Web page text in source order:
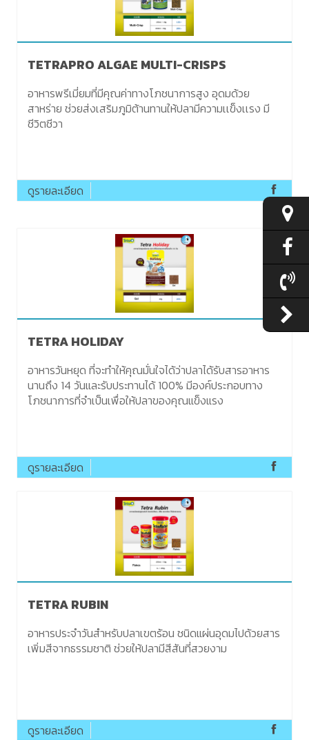
TETRAPRO ALGAE MULTI-CRISPS
อาหารพรีเมี่ยมที่มีคุณค่าทางโภชนาการสูง อุดมด้วย
สาหร่าย ช่วยส่งเสริมภูมิต้านทานให้ปลามีความเเข็งเเรง มี
ชีวิตชีวา
ดูรายละเอียด
TETRA HOLIDAY
อาหารวันหยุด ที่จะทำให้คุณมั่นใจได้ว่าปลาได้รับสารอาหาร
นานถึง 14 วันและรับประทานได้ 100% มีองค์ประกอบทาง
โภชนาการที่จำเป็นเพื่อให้ปลาของคุณแข็งแรง
ดูรายละเอียด
TETRA RUBIN
อาหารประจำวันสำหรับปลาเขตร้อน ชนิดแผ่นอุดมไปด้วยสาร
เพิ่มสีจากธรรมชาติ ช่วยให้ปลามีสีสันที่สวยงาม
ดูรายละเอียด